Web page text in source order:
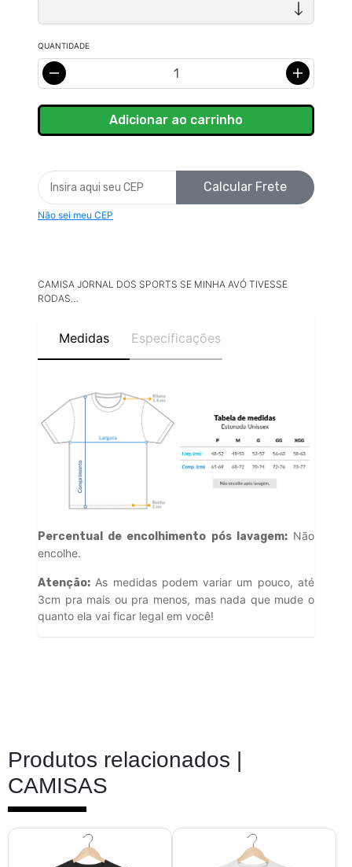
QUANTIDADE
Calcular Frete
Não sei meu CEP
CAMISA JORNAL DOS SPORTS SE MINHA AVÓ TIVESSE
RODAS…
Medidas Especificações
Percentual de encolhimento pós lavagem:Não
encolhe.
Atenção: As medidas podem variar um pouco, até
3cm pra mais ou pra menos, mas nada que mude o
quanto ela vai ficar legal em você!
Produtos relacionados |
CAMISAS